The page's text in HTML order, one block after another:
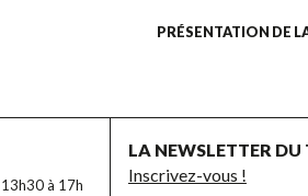
PRÉSENTATION DE
à 17h
LA NEWSLETTER DU
Inscrivez-vous !